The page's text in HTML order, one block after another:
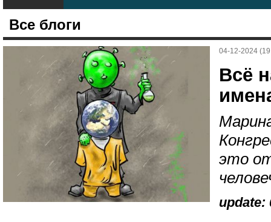
Все блоги
04-12-2024
Всё
это
update: